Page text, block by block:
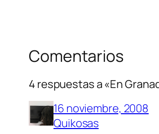
Comentarios
4 respuestas a «En
16 noviembre, 2008
Quikosas